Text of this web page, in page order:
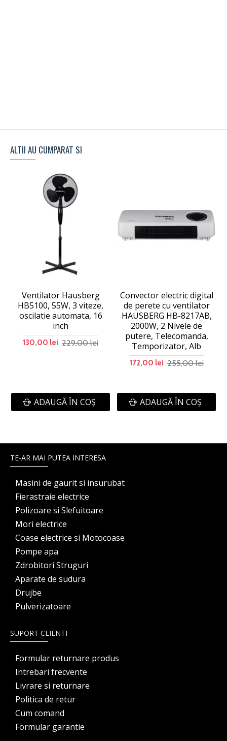
ALTII AU CUMPARAT SI
Ventilator Hausberg
HB5100, 55W, 3 viteze,
oscilatie automata, 16
inch
130,00 lei 229,00 lei
ADAUGĂ ÎN COŞ
Convector electric digital
de perete cu ventilator
HAUSBERG HB-8217AB,
2000W, 2 Nivele de
putere, Telecomanda,
Temporizator, Alb
172,00 lei 255,00 lei
ADAUGĂ ÎN COŞ
TE-AR MAI PUTEA INTERESA
Masini de gaurit si insurubat
Fierastraie electrice
Polizoare si Slefuitoare
Mori electrice
Coase electrice si Motocoase
Pompe apa
Zdrobitori Struguri
Aparate de sudura
Drujbe
Pulverizatoare
SUPORT CLIENTI
Formular returnare produs
Intrebari frecvente
Livrare si returnare
Politica de retur
Cum comand
Formular garantie